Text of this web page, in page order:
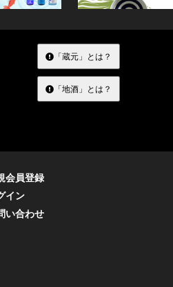
「蔵元」とは？
「地酒」とは？
会員登録
イン
い合わせ